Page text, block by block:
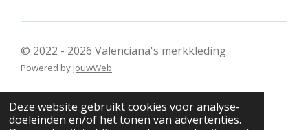
Deze website gebruikt cookies voor analyse-
doeleinden en/of het tonen van advertenties.
© 2022 - 2026 Valenciana's merkkleding
Powered by JouwWeb